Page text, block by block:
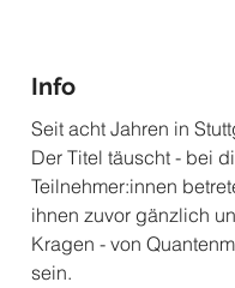
Info
Seit acht Jahren in
Der Titel täuscht - bei
Teilnehmer:innen
ihnen zuvor gänzlich
Kragen - von
sein.